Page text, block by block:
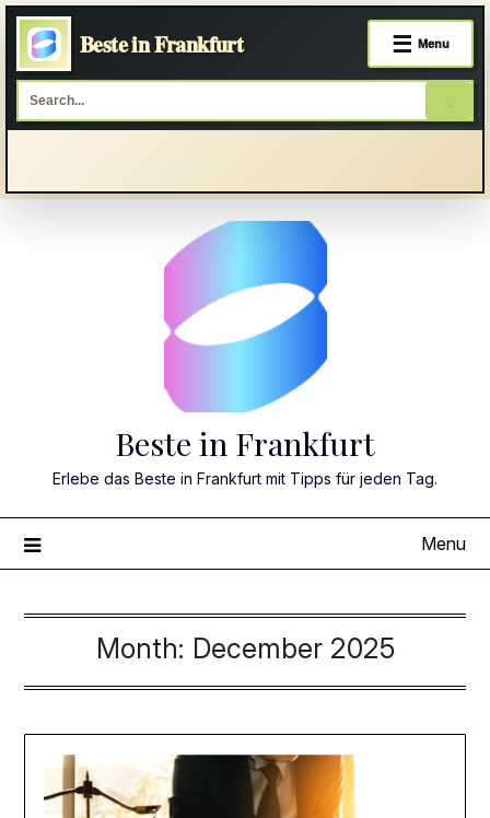
Beste in Frankfurt ☰ Menu
Beste in Frankfurt
Erlebe das Beste in Frankfurt mit Tipps für jeden Tag.
Menu
Month: December 2025